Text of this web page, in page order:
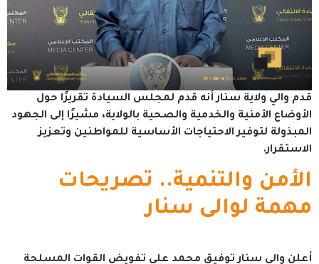
قدم والي ولاية سنار أنه قدم لمجلس السيادة تقريرًا حول
الأوضاع الأمنية والخدمية والصحية بالولاية، مشيرًا إلى الجهود
المبذولة لتوفير الاحتياجات الأساسية للمواطنين وتعزيز
الاستقرار.
الأمن والتنمية.. تصريحات
مهمة لوالى سنار
أعلن والي سنار توفيق محمد علي تفويض القوات المسلحة